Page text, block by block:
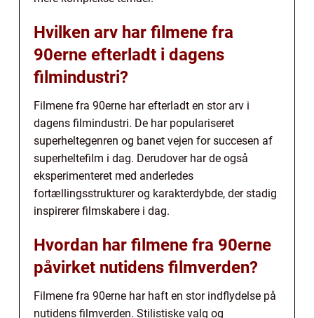
Hvilken arv har filmene fra
90erne efterladt i dagens
filmindustri?
Filmene fra 90erne har efterladt en stor arv i
dagens filmindustri. De har populariseret
superheltegenren og banet vejen for succesen af
superheltefilm i dag. Derudover har de også
eksperimenteret med anderledes
fortællingsstrukturer og karakterdybde, der stadig
inspirerer filmskabere i dag.
Hvordan har filmene fra 90erne
påvirket nutidens filmverden?
Filmene fra 90erne har haft en stor indflydelse på
nutidens filmverden. Stilistiske valg og